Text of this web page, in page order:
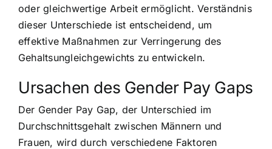
oder gleichwertige Arbeit ermöglicht. Verständnis
dieser Unterschiede ist entscheidend, um
effektive Maßnahmen zur Verringerung des
Gehaltsungleichgewichts zu entwickeln.
Ursachen des Gender Pay Gaps
Der Gender Pay Gap, der Unterschied im
Durchschnittsgehalt zwischen Männern und
Frauen, wird durch verschiedene Faktoren